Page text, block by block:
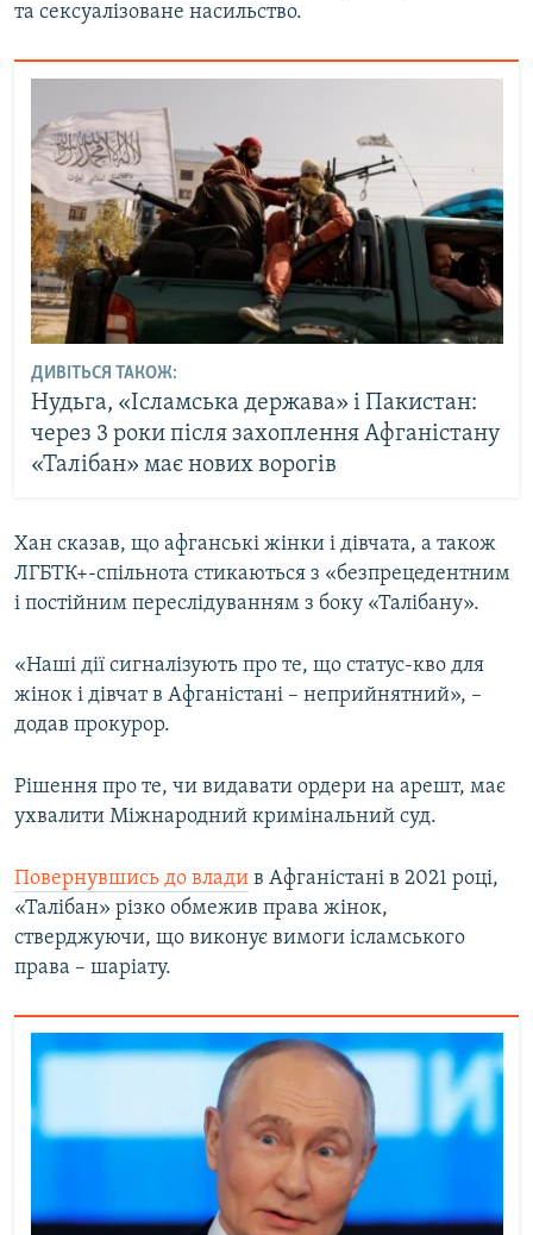
та сексуалізоване насильство.
ДИВІТЬСЯ ТАКОЖ:
Нудьга, «Ісламська держава» і Пакистан:
через 3 роки після захоплення Афганістану
«Талібан» має нових ворогів
Хан сказав, що афганські жінки і дівчата, а також
ЛГБТК+-спільнота стикаються з «безпрецедентним
і постійним переслідуванням з боку «Талібану».
«Наші дії сигналізують про те, що статус-кво для
жінок і дівчат в Афганістані – неприйнятний», –
додав прокурор.
Рішення про те, чи видавати ордери на арешт, має
ухвалити Міжнародний кримінальний суд.
Повернувшись до влади в Афганістані в 2021 році,
«Талібан» різко обмежив права жінок,
стверджуючи, що виконує вимоги ісламського
права – шаріату.